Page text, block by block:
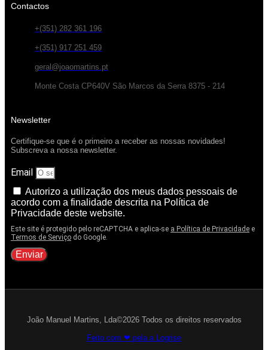
Contactos
+(351) 282 361 196
+(351) 917 251 459
geral@joaomartins.pt
Monte Costa CP640V São Marcos da Serra 8375 - 214
Newsletter
Certifique-se que é o primeiro a receber as nossas novidades!
Subscreva a nossa newsletter.
Email
Autorizo a utilização dos meus dados pessoais de
acordo com a finalidade descrita na Política de
Privacidade deste website.
Este site é protegido pelo reCAPTCHA e aplica-se a Política de Privacidade e
Termos de Serviço do Google.
Enviar
João Manuel Martins, Lda©2026 Todos os direitos reservados
Feito com ❤ pela a Logrise